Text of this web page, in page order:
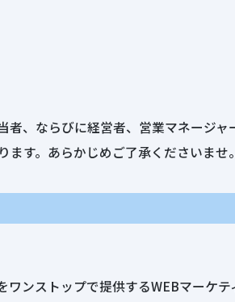
、ならびに経営者、営業マネージャ
す。あらかじめご了承くださいませ。
ンストップで提供するWEBマーケ